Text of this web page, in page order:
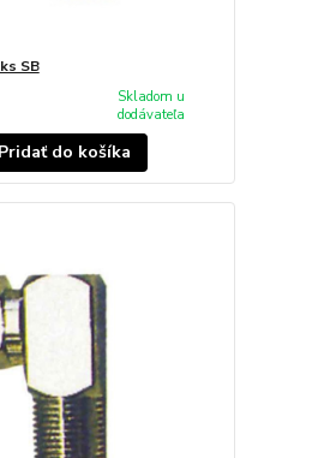
SB
Skladom u
dodávateľa
Pridať do košíka